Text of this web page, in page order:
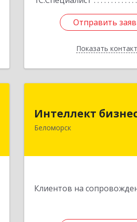
Отправить
Показать
Отправить
Назад
Интеллект
Беломорск
Клиентов на